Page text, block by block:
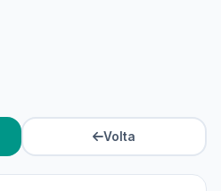
Volta